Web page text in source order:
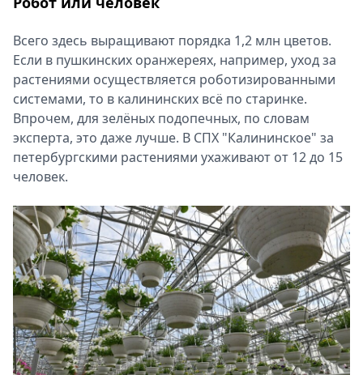
Всего здесь выращивают порядка 1,2 млн цветов.
Если в пушкинских оранжереях, например, уход за
растениями осуществляется роботизированными
системами, то в калининских всё по старинке.
Впрочем, для зелёных подопечных, по словам
эксперта, это даже лучше. В СПХ "Калининское" за
петербургскими растениями ухаживают от 12 до 15
человек.